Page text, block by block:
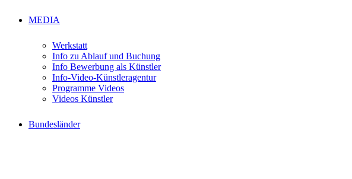
MEDIA
Werkstatt
Info zu Ablauf und Buchung
Info Bewerbung als Künstler
Info-Video-Künstleragentur
Programme Videos
Videos Künstler
Bundesländer